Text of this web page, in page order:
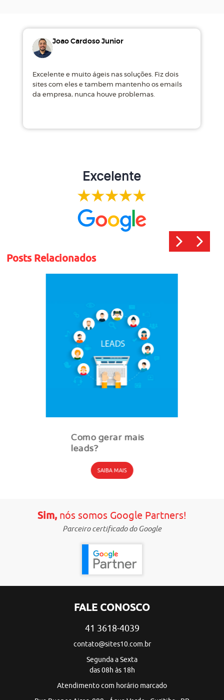
Joao Cardoso Junior
Excelente e muito ágeis nas soluções. Fiz dois
sites com eles e tambem mantenho os emails
da empresa, nunca houve problemas.
Excelente
Posts Relacionados
Como gerar mais
leads?
SAIBA MAIS
Sim,nós somos Google Partners!
Parceiro certificado do Google
FALE CONOSCO
41 3618-4039
contato@sites10.com.br
Segunda a Sexta
das 08h às 18h
Atendimento com horário marcado